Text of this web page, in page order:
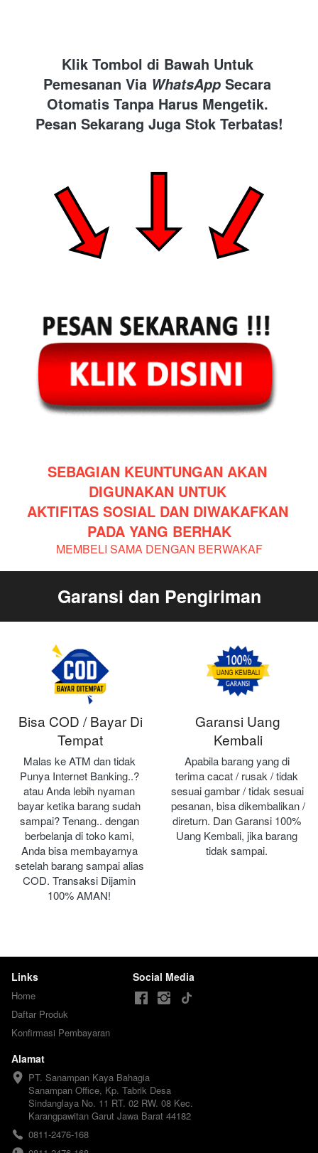
Klik Tombol di Bawah Untuk
Pemesanan Via WhatsApp Secara
Otomatis Tanpa Harus Mengetik.
Pesan Sekarang Juga Stok Terbatas!
SEBAGIAN KEUNTUNGAN AKAN
DIGUNAKAN UNTUK
AKTIFITAS SOSIAL DAN DIWAKAFKAN
PADA YANG BERHAK
MEMBELI SAMA DENGAN BERWAKAF
Garansi dan Pengiriman
Bisa COD / Bayar Di
Tempat
Malas ke ATM dan tidak
Punya Internet Banking..?
atau Anda lebih nyaman
bayar ketika barang sudah
sampai? Tenang.. dengan
berbelanja di toko kami,
Anda bisa membayarnya
setelah barang sampai alias
COD. Transaksi Dijamin
100% AMAN!
Garansi Uang
Kembali
Apabila barang yang di
terima cacat / rusak / tidak
sesuai gambar / tidak sesuai
pesanan, bisa dikembalikan /
direturn. Dan Garansi 100%
Uang Kembali, jika barang
tidak sampai.
Links
Home
Daftar Produk
Konfirmasi Pembayaran
Social Media
Alamat
PT. Sanampan Kaya Bahagia
Sanampan Office, Kp. Tabrik Desa
Sindanglaya No. 11 RT. 02 RW. 08 Kec.
Karangpawitan Garut Jawa Barat 44182
0811-2476-168